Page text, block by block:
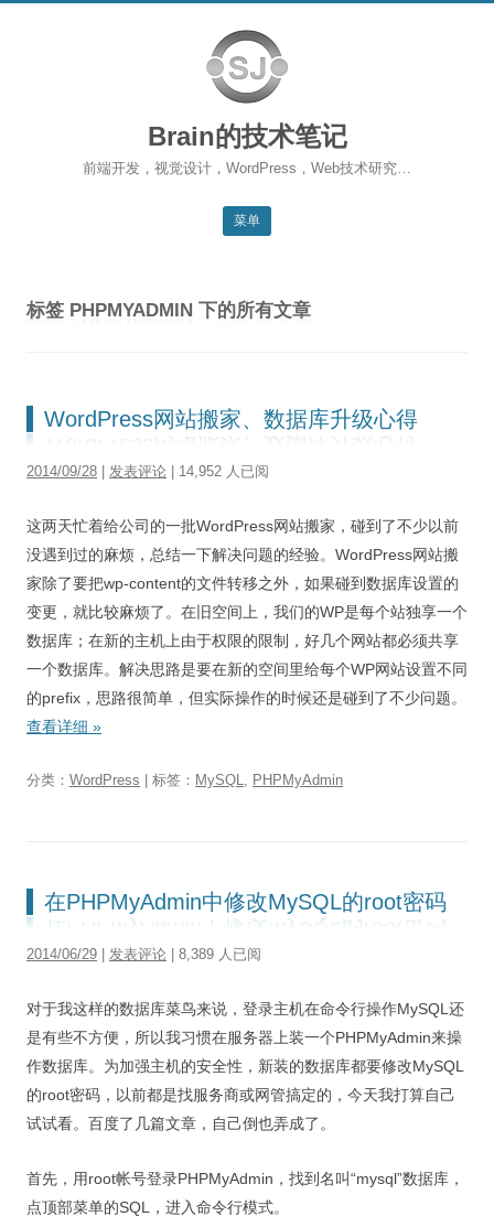
Brain的技术笔记
前端开发，视觉设计，WordPress，Web技术研究…
菜单
博客首页
前端开发
杂项研究
关于本站
标签 PHPMYADMIN 下的所有文章
WordPress网站搬家、数据库升级心得
2014/09/28 发表评论 | 14,952 人已阅
这两天忙着给公司的一批WordPress网站搬家，碰到了不少以前
没遇到过的麻烦，总结一下解决问题的经验。WordPress网站搬
家除了要把wp-content的文件转移之外，如果碰到数据库设置的
变更，就比较麻烦了。在旧空间上，我们的WP是每个站独享一个
数据库；在新的主机上由于权限的限制，好几个网站都必须共享
一个数据库。解决思路是要在新的空间里给每个WP网站设置不同
的prefix，思路很简单，但实际操作的时候还是碰到了不少问题。
查看详细 »
分类： WordPress | 标签： MySQL, PHPMyAdmin
在PHPMyAdmin中修改MySQL的root密码
2014/06/29 发表评论 | 8,389 人已阅
对于我这样的数据库菜鸟来说，登录主机在命令行操作MySQL还
是有些不方便，所以我习惯在服务器上装一个PHPMyAdmin来操
作数据库。为加强主机的安全性，新装的数据库都要修改MySQL
的root密码，以前都是找服务商或网管搞定的，今天我打算自己
试试看。百度了几篇文章，自己倒也弄成了。
首先，用root帐号登录PHPMyAdmin，找到名叫“mysql”数据库，
点顶部菜单的SQL，进入命令行模式。